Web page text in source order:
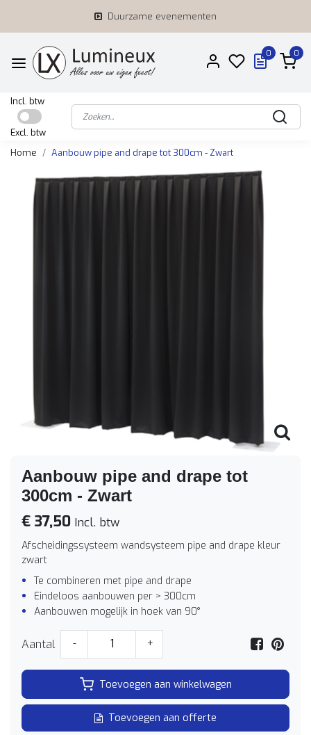
Duurzame evenementen
0 0
Incl. btw
Excl. btw
Home
Aanbouw pipe and drape tot 300cm - Zwart
Aanbouw pipe and drape tot
300cm - Zwart
€ 37,50 Incl. btw
Afscheidingssysteem wandsysteem pipe and drape kleur
zwart
Te combineren met pipe and drape
Eindeloos aanbouwen per > 300cm
Aanbouwen mogelijk in hoek van 90°
Aantal - +
Toevoegen aan winkelwagen
Toevoegen aan offerte